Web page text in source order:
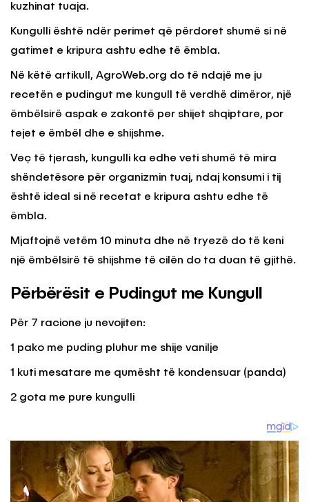
kuzhinat tuaja.
Kungulli është ndër perimet që përdoret shumë si në
gatimet e kripura ashtu edhe të ëmbla.
Në këtë artikull, AgroWeb.org do të ndajë me ju
recetën e pudingut me kungull të verdhë dimëror, një
ëmbëlsirë aspak e zakontë per shijet shqiptare, por
tejet e ëmbël dhe e shijshme.
Veç të tjerash, kungulli ka edhe veti shumë të mira
shëndetësore për organizmin tuaj, ndaj konsumi i tij
është ideal si në recetat e kripura ashtu edhe të
ëmbla.
Mjaftojnë vetëm 10 minuta dhe në tryezë do të keni
një ëmbëlsirë të shijshme të cilën do ta duan të gjithë.
Përbërësit e Pudingut me Kungull
Për 7 racione ju nevojiten:
1 pako me puding pluhur me shije vanilje
1 kuti mesatare me qumësht të kondensuar (panda)
2 gota me pure kungulli